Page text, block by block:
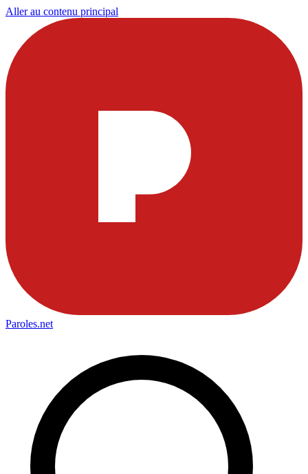
Aller au contenu principal
Paroles.net